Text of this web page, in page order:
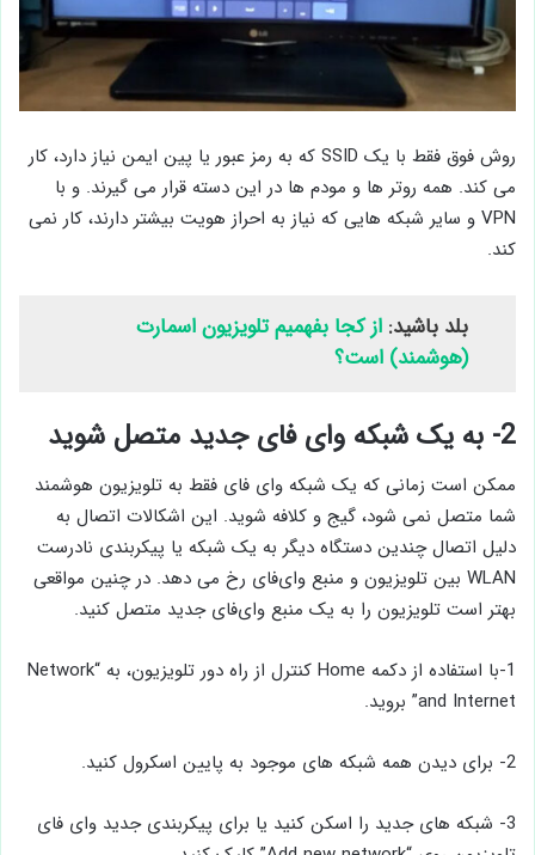
روش فوق فقط با یک SSID که به رمز عبور یا پین ایمن نیاز دارد، کار
می ‌کند. همه روتر ها و مودم ‌ها در این دسته قرار می‌ گیرند. و با
VPN و سایر شبکه ‌هایی که نیاز به احراز هویت بیشتر دارند، کار نمی
‌کند.
بلد باشید: از کجا بفهمیم تلویزیون اسمارت
(هوشمند) است؟
2- به یک شبکه وای‌ فای جدید متصل شوید
ممکن است زمانی که یک شبکه وای ‌فای فقط به تلویزیون هوشمند
شما متصل نمی ‌شود، گیج و کلافه شوید. این اشکالات اتصال به
دلیل اتصال چندین دستگاه دیگر به یک شبکه یا پیکربندی نادرست
WLAN بین تلویزیون و منبع وای‌فای رخ می ‌دهد. در چنین مواقعی
بهتر است تلویزیون را به یک منبع وای‌فای جدید متصل کنید.
1-با استفاده از دکمه Home کنترل از راه دور تلویزیون، به “Network
and Internet” بروید.
2- برای دیدن همه شبکه ‌های موجود به پایین اسکرول کنید.
3- شبکه ‌های جدید را اسکن کنید یا برای پیکربندی جدید وای ‌فای